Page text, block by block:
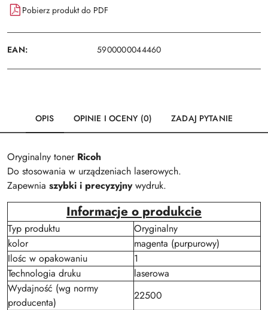
Pobierz produkt do PDF
EAN: 5900000044460
OPIS OPINIE I OCENY (0) ZADAJ PYTANIE
Oryginalny toner Ricoh
Do stosowania w urządzeniach laserowych.
Zapewnia szybki i precyzyjnywydruk.
Informacje o produkcie
Typ produktu
Oryginalny
kolor
magenta (purpurowy)
Ilośc w opakowaniu
1
Technologia druku
laserowa
Wydajność (wg normy
producenta)
22500